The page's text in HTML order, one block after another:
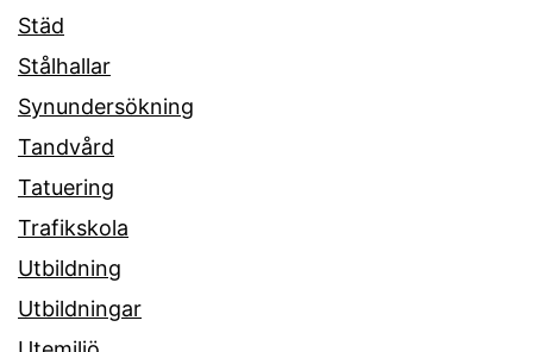
Städ
Stålhallar
Synundersökning
Tandvård
Tatuering
Trafikskola
Utbildning
Utbildningar